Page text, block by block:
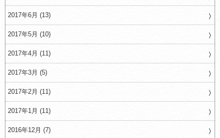
2017年6月 (13)
2017年5月 (10)
2017年4月 (11)
2017年3月 (5)
2017年2月 (11)
2017年1月 (11)
2016年12月 (7)